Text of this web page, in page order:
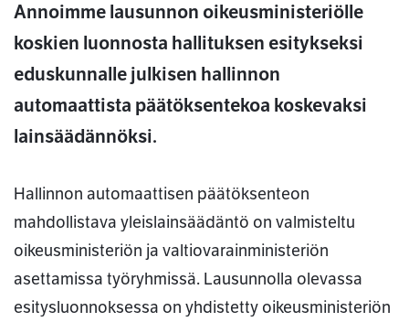
Annoimme lausunnon oikeusministeriölle
koskien luonnosta hallituksen esitykseksi
eduskunnalle julkisen hallinnon
automaattista päätöksentekoa koskevaksi
lainsäädännöksi.
Hallinnon automaattisen päätöksenteon
mahdollistava yleislainsäädäntö on valmisteltu
oikeusministeriön ja valtiovarainministeriön
asettamissa työryhmissä. Lausunnolla olevassa
esitysluonnoksessa on yhdistetty oikeusministeriön